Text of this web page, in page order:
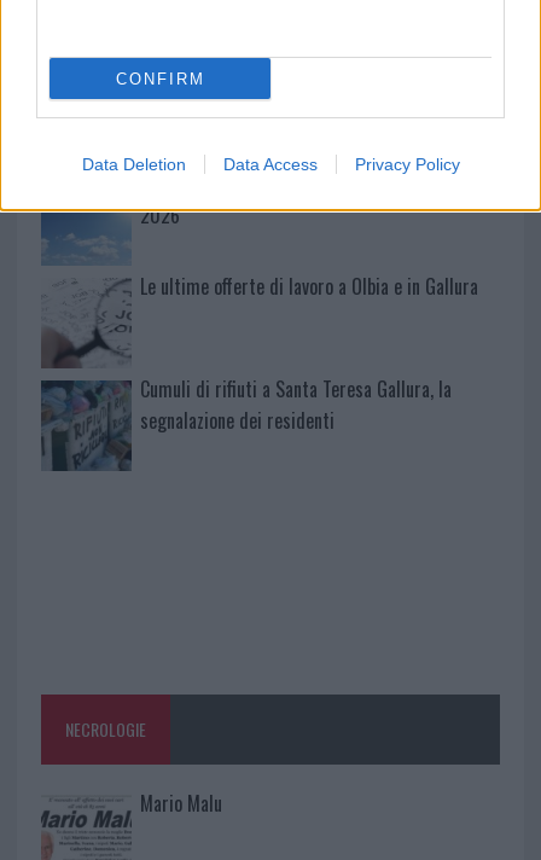
CONFIRM
Data Deletion Data Access Privacy Policy
Incidente a Baia Sardinia, scontro tra auto e
moto: un ferito
2026
Le ultime offerte di lavoro a Olbia e in Gallura
Cumuli di rifiuti a Santa Teresa Gallura, la
segnalazione dei residenti
NECROLOGIE
Mario Malu